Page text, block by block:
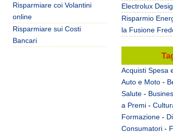
Electrolux
Risparmio
la Fusione
Acquisti Spesa
Auto e Moto -
Salute -
a Premi -
Formazione -
Consumatori -
Risparmiare coi Volantini
online
Risparmiare sui Costi
Bancari